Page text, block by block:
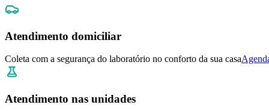
Atendimento domiciliar
Coleta com a segurança do laboratório no conforto da sua casa
Atendimento nas unidades